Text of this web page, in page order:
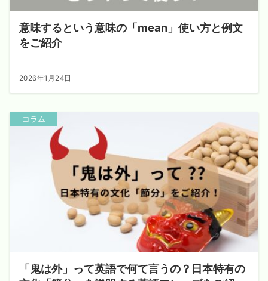
意味するという意味の「mean」使い方と例文
をご紹介
2026年1月24日
コラム
「鬼は外」って英語で何て言うの？日本特有の